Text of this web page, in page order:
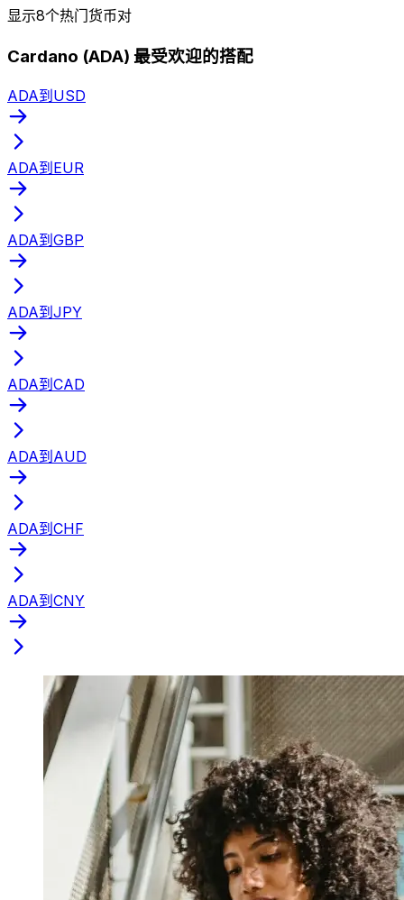
显示8个热门货币对
Cardano (ADA) 最受欢迎的搭配
ADA到USD
ADA到EUR
ADA到GBP
ADA到JPY
ADA到CAD
ADA到AUD
ADA到CHF
ADA到CNY